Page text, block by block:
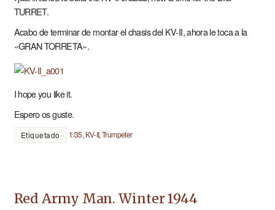
TURRET.
Acabo de terminar de montar el chasis del KV-II, ahora le toca a la
«GRAN TORRETA».
I hope you like it.
Espero os guste.
Etiquetado 1/35, KV-II,Trumpeter
Red Army Man. Winter 1944